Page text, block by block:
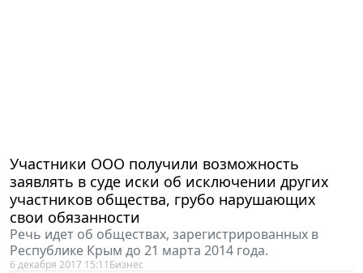
Участники ООО получили возможность
заявлять в суде иски об исключении других
участников общества, грубо нарушающих
свои обязанности
Речь идет об обществах, зарегистрированных в
Республике Крым до 21 марта 2014 года.
6 декабря 2017 15:11 Бизнес